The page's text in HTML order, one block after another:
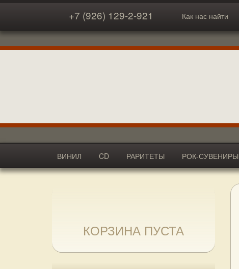
+7 (926) 129-2-921 Как нас найти
ВИНИЛ CD РАРИТЕТЫ РОК-СУВЕНИРЫ
АКСЕССУАРЫ
КОРЗИНА ПУСТА